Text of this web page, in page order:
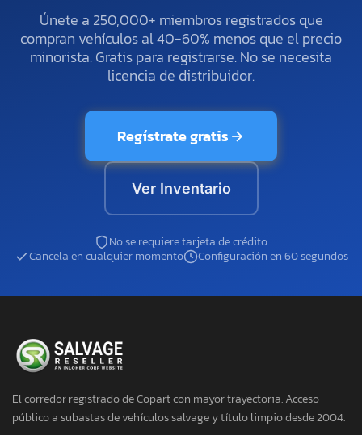
Únete a 250,000+ miembros registrados que
compran vehículos al 40-60% menos que el precio
minorista. Gratis para registrarse. No se necesita
licencia de distribuidor.
Regístrate gratis
Ver Inventario
No se requiere tarjeta de crédito
Cancela en cualquier momento
Configuración en 60 segundos
El corredor registrado de Copart con mayor trayectoria. Acceso
público a subastas de vehículos salvage y título limpio desde 2004.